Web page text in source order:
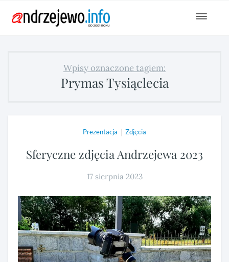
Toggle
Wpisy oznaczone tagiem:
Prymas Tysiąclecia
Prezentacja | Zdjęcia
Sferyczne zdjęcia Andrzejewa 2023
17 sierpnia 2023